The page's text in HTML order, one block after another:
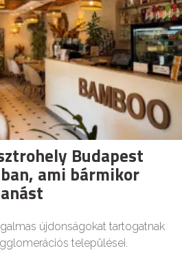
Budapest
ami bármikor
újdonságokat tartogatnak
települései.